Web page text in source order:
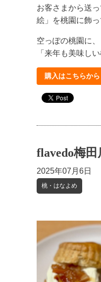
お客さまから送
絵」を桃園に飾
空っぽの桃園に
「来年も美味し
購入はこちらから
flavedo梅
2025年07月6日
桃・はなよめ